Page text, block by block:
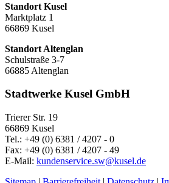
Standort Kusel
Marktplatz 1
66869 Kusel
Standort Altenglan
Schulstraße 3-7
66885 Altenglan
Stadtwerke Kusel GmbH
Trierer Str. 19
66869 Kusel
Tel.: +49 (0) 6381 / 4207 - 0
Fax: +49 (0) 6381 / 4207 - 49
E-Mail: kundenservice.sw@kusel.de